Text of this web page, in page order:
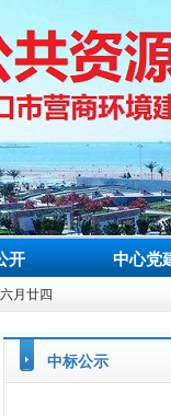
开 中心党
月廿四
中标公示